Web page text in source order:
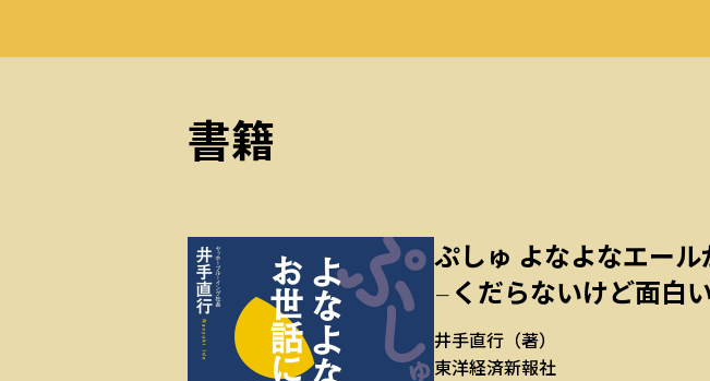
書籍
ぷしゅ よなよなエー
－ くだらないけど面白
井手直行（著）
東洋経済新報社